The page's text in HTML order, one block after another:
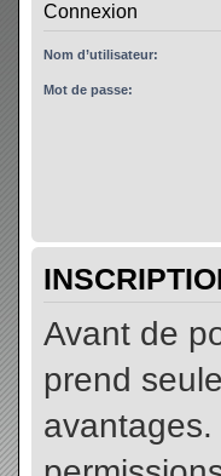
Connexion
Nom d’utilisateur:
Mot de passe:
Avant de
prend